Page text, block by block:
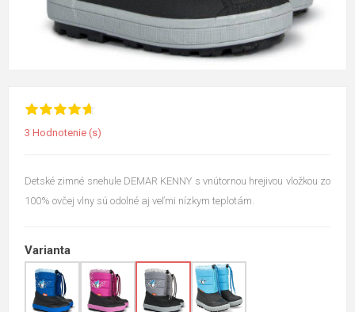
3 Hodnotenie (s)
Detské zimné snehule DEMAR KENNY s vnútornou hrejivou vložkou zo
100% ovčej vlny sú odolné aj veľmi nízkym teplotám.
Varianta